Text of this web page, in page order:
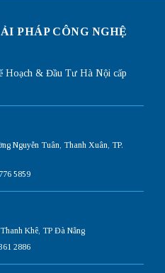
PHÁP CÔNG NGHỆ
Hoạch & Đầu Tư Hà Nội cấp
Nguyễn Tuân, Thanh Xuân, TP.
5859
Khê, TP Đà Nẵng
2886